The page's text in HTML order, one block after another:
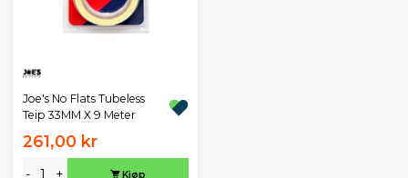
Joe's No Flats Tubeless
Teip 33MM X 9 Meter
261,00 kr
- + Kjøp